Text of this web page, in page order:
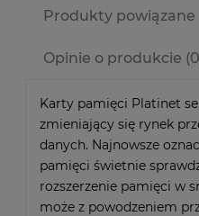
Produkty powiązane
Opinie o produkcie
Karty pamięci Platinet
zmieniający się rynek
danych. Najnowsze
pamięci świetnie
rozszerzenie pamięci w
może z powodzeniem